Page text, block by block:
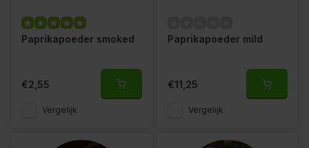
Paprikapoeder smoked
€2,55
Vergelijk
Paprikapoeder mild
€11,25
Vergelijk